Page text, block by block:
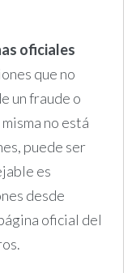
oficiales
que no
un fraude o
no está
puede ser
es
desde
oficial del